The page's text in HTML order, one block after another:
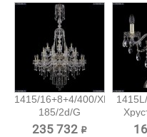
1415/16+8+4/400/XL-
185/2d/G
Большая...
235 732 ₽